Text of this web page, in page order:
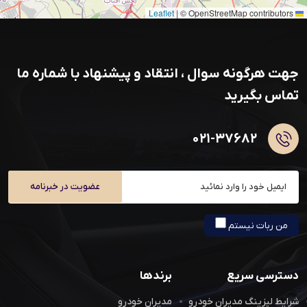
| © OpenStreetMap contributors
جهت هرگونه سوال ، انتقاد و پیشنهاد با شماره ما
تماس بگیرید
۰۲۱-۳۷۶۸۲
عضویت در خبرنامه
من ربات نیستم
دسترسی سریع
شرایط لیزینگ مدیران خودرو
برندها
مدیران خودرو